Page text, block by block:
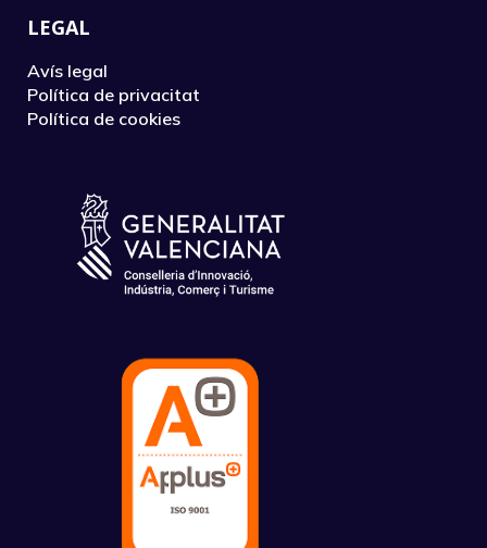
LEGAL
Avís legal
Política de privacitat
Política de cookies